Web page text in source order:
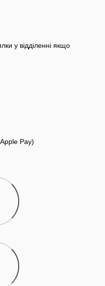
у відділенні якщо
Pay)